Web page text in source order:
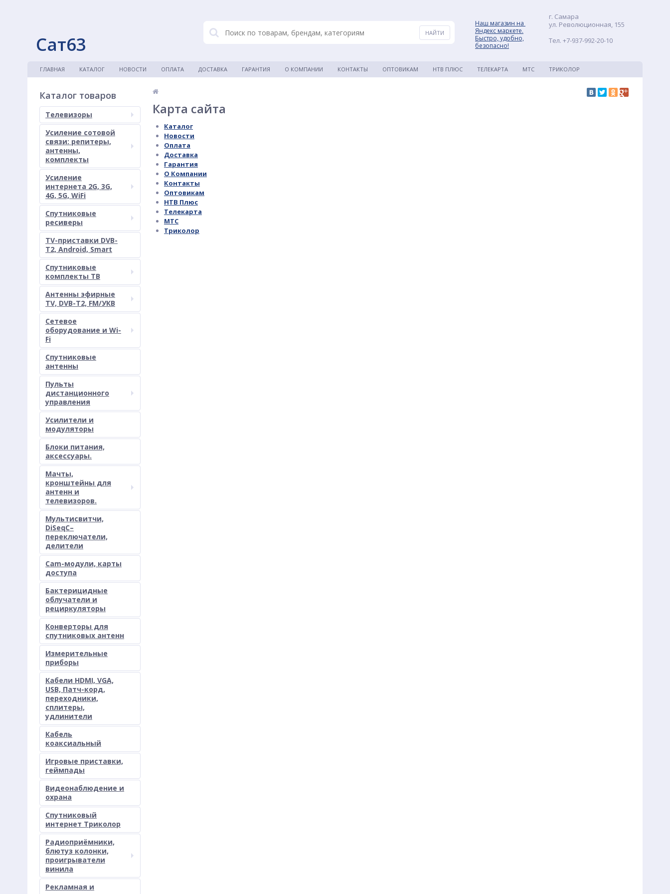
Сат63
Наш магазин на
Яндекс маркете.
Быстро, удобно,
безопасно!
г. Самара
ул. Революционная, 155
Тел. +7-937-992-20-10
ЗАКАЗАТЬ ЗВОНОК
ГЛАВНАЯ КАТАЛОГ НОВОСТИ ОПЛАТА ДОСТАВКА ГАРАНТИЯ О КОМПАНИИ КОНТАКТЫ ОПТОВИКАМ НТВ ПЛЮС ТЕЛЕКАРТА МТС ТРИКОЛОР
Каталог товаров
Телевизоры
Усиление сотовой
связи: репитеры,
антенны,
комплекты
Усиление
интернета 2G, 3G,
4G, 5G, WiFi
Спутниковые
ресиверы
TV-приставки DVB-
T2, Android, Smart
Спутниковые
комплекты ТВ
Антенны эфирные
TV, DVB-T2, FM/УКВ
Сетевое
оборудование и Wi-
Fi
Спутниковые
антенны
Пульты
дистанционного
управления
Усилители и
модуляторы
Блоки питания,
аксессуары.
Мачты,
кронштейны для
антенн и
телевизоров.
Мультисвитчи,
DiSeqC–
переключатели,
делители
Cam-модули, карты
доступа
Бактерицидные
облучатели и
рециркуляторы
Конверторы для
спутниковых антенн
Измерительные
приборы
Кабели HDMI, VGA,
USB, Патч-корд,
переходники,
сплитеры,
удлинители
Кабель
коаксиальный
Игровые приставки,
геймпады
Видеонаблюдение и
охрана
Спутниковый
интернет Триколор
Радиоприёмники,
блютуз колонки,
проигрыватели
винила
Рекламная и
Карта сайта
Каталог
Новости
Оплата
Доставка
Гарантия
О Компании
Контакты
Оптовикам
НТВ Плюс
Телекарта
МТС
Триколор